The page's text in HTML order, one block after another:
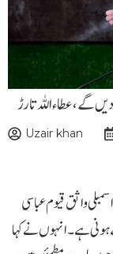
گے،عطاء اللہ تارڑ
Uzair khan
واثق قیوم عباسی
ہے۔انہوں نے کہا